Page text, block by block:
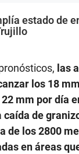
estado de
las
los 18
mm por día
caída de
de los 2800
en áreas